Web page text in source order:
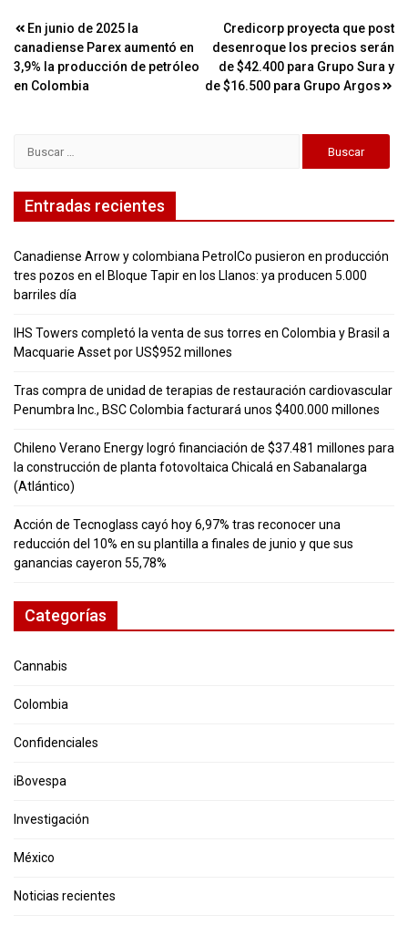
Navegación
de
entradas
En junio de 2025 la
canadiense Parex aumentó en
3,9% la producción de petróleo
en Colombia
Credicorp proyecta que post
desenroque los precios serán
de $42.400 para Grupo Sura y
de $16.500 para Grupo Argos
Entradas recientes
Canadiense Arrow y colombiana PetrolCo pusieron en producción
tres pozos en el Bloque Tapir en los Llanos: ya producen 5.000
barriles día
IHS Towers completó la venta de sus torres en Colombia y Brasil a
Macquarie Asset por US$952 millones
Tras compra de unidad de terapias de restauración cardiovascular
Penumbra Inc., BSC Colombia facturará unos $400.000 millones
Chileno Verano Energy logró financiación de $37.481 millones para
la construcción de planta fotovoltaica Chicalá en Sabanalarga
(Atlántico)
Acción de Tecnoglass cayó hoy 6,97% tras reconocer una
reducción del 10% en su plantilla a finales de junio y que sus
ganancias cayeron 55,78%
Categorías
Cannabis
Colombia
Confidenciales
iBovespa
Investigación
México
Noticias recientes